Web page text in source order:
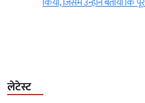
लेटेस्ट